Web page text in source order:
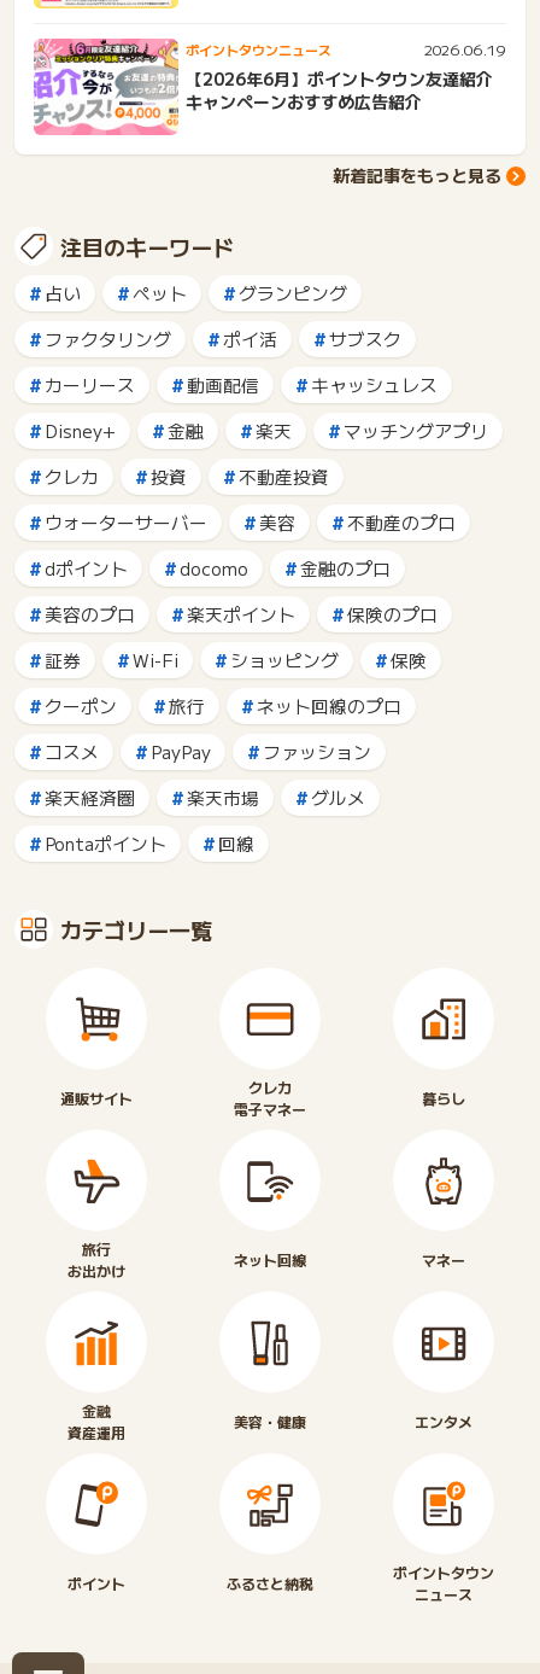
ポイントタウンニュース 2026.06.19
【2026年6月】ポイントタウン友達紹介
キャンペーンおすすめ広告紹介
新着記事をもっと見る
注目のキーワード
占い ペット
グランピング
ファクタリング
ポイ活
サブスク
カーリース
動画配信
キャッシュレス
Disney+
金融 楽天
マッチングアプリ
クレカ
投資
不動産投資
ウォーターサーバー
美容
不動産のプロ
dポイント
docomo
金融のプロ
美容のプロ
楽天ポイント
保険のプロ
証券
Wi-Fi ショッピング
保険
クーポン
旅行
ネット回線のプロ
コスメ
PayPay
ファッション
楽天経済圏
楽天市場
グルメ
Pontaポイント
回線
カテゴリー一覧
通販サイト
クレカ
電子マネー
暮らし
旅行
お出かけ
ネット回線 マネー
金融
資産運用
美容・健康 エンタメ
ポイント ふるさと納税
ポイントタウン
ニュース